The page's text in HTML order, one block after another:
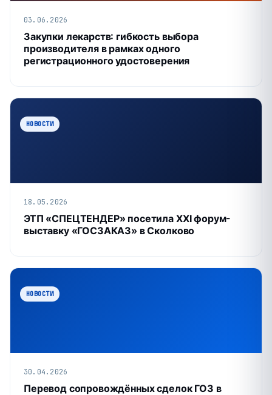
03.06.2026
Закупки лекарств: гибкость выбора
производителя в рамках одного
регистрационного удостоверения
НОВОСТИ
18.05.2026
ЭТП «СПЕЦТЕНДЕР» посетила XXI форум-
выставку «ГОСЗАКАЗ» в Сколково
НОВОСТИ
30.04.2026
Перевод сопровождённых сделок ГОЗ в